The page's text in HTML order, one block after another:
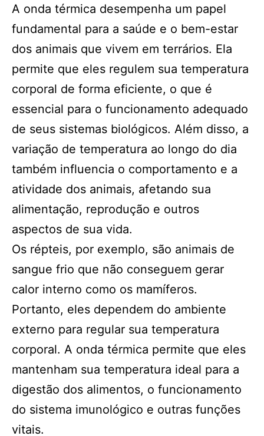
A onda térmica desempenha um papel
fundamental para a saúde e o bem-estar
dos animais que vivem em terrários. Ela
permite que eles regulem sua temperatura
corporal de forma eficiente, o que é
essencial para o funcionamento adequado
de seus sistemas biológicos. Além disso, a
variação de temperatura ao longo do dia
também influencia o comportamento e a
atividade dos animais, afetando sua
alimentação, reprodução e outros
aspectos de sua vida.
Os répteis, por exemplo, são animais de
sangue frio que não conseguem gerar
calor interno como os mamíferos.
Portanto, eles dependem do ambiente
externo para regular sua temperatura
corporal. A onda térmica permite que eles
mantenham sua temperatura ideal para a
digestão dos alimentos, o funcionamento
do sistema imunológico e outras funções
vitais.